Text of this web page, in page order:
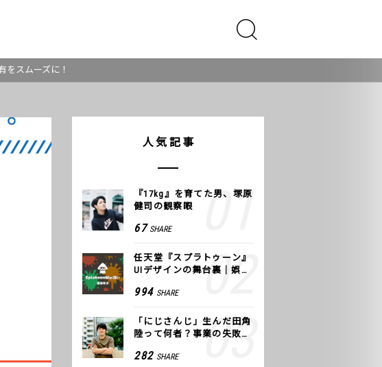
をスムーズに！
人気記事
『17kg』を育てた男、塚原
健司の観察眼
67 SHARE
任天堂『スプラトゥーン』
UIデザインの舞台裏｜娯楽
994 SHARE
「にじさんじ」生んだ田角
陸って何者？事業の失敗
COLOR
282 SHARE